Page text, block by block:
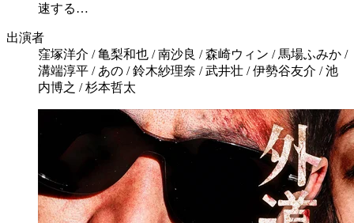
速する…
出演者
窪塚洋介 / 亀梨和也 / 南沙良 / 森崎ウィン / 馬場ふみか /
溝端淳平 / あの / 鈴木紗理奈 / 武井壮 / 伊勢谷友介 / 池
内博之 / 杉本哲太